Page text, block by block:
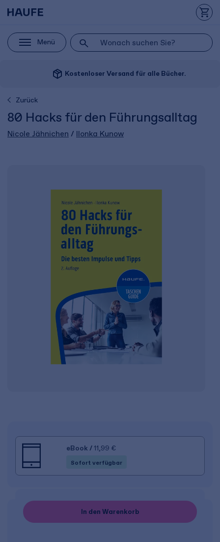
Menü
package_2 Kostenloser Versand für alle Bücher.
Zurück
80 Hacks für den Führungsalltag
Nicole Jähnichen / Ilonka Kunow
eBook / 11,99 €
Sofort verfügbar
In den Warenkorb